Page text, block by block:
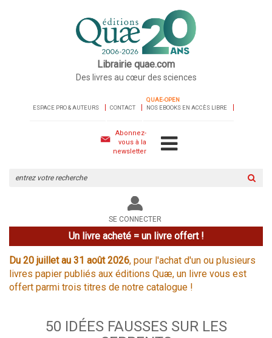
Librairie quae.com
Des livres au cœur des sciences
ESPACE PRO & AUTEURS CONTACT
QUAE-OPEN
NOS EBOOKS EN ACCÈS LIBRE
Abonnez-
vous à la
newsletter
le
site
SE CONNECTER
Un livre acheté = un livre offert !
Du 20 juillet au 31 août 2026, pour l'achat d'un ou plusieurs
livres papier publiés aux éditions Quæ, un livre vous est
offert parmi trois titres de notre catalogue !
50 IDÉES FAUSSES SUR LES